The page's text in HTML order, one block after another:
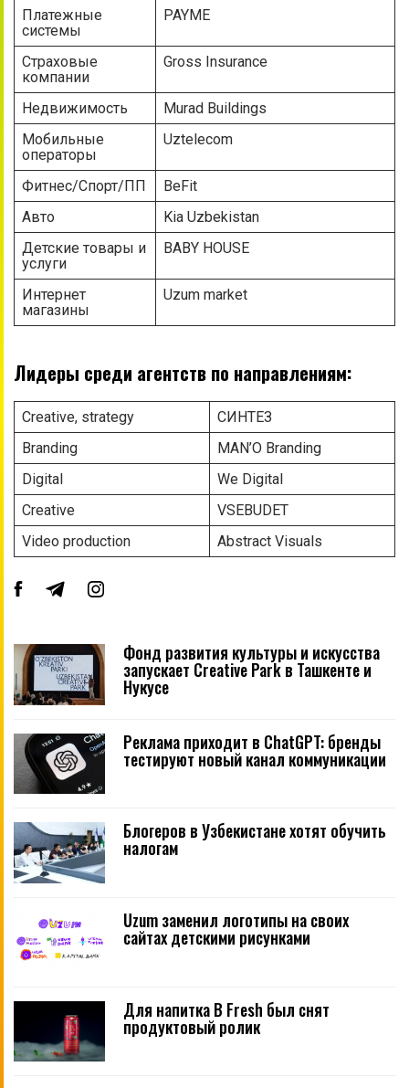
Платежные
системы
PAYME
Страховые
компании
Gross Insurance
Недвижимость
Murad Buildings
Мобильные
операторы
Uztelecom
Фитнес/Спорт/ПП
BeFit
Авто
Kia Uzbekistan
Детские товары и
услуги
BABY HOUSE
Интернет
магазины
Uzum market
Лидеры среди агентств по направлениям:
Creative, strategy
СИНТЕЗ
Branding
MAN’O Branding
Digital
We Digital
Creative
VSEBUDET
Video production
Abstract Visuals
Фонд развития культуры и искусства
запускает Creative Park в Ташкенте и
Нукусе
Реклама приходит в ChatGPT: бренды
тестируют новый канал коммуникации
Блогеров в Узбекистане хотят обучить
налогам
Uzum заменил логотипы на своих
сайтах детскими рисунками
Для напитка B Fresh был снят
продуктовый ролик